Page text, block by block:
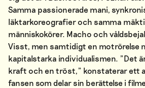
Samma passionerade mani,
läktarkoreografier och samma
människokörer. Macho och
Visst, men samtidigt en motrörelse
kapitalstarka individualismen. ”Det
kraft och en tröst,” konstaterar ett
fansen som delar sin berättelse i